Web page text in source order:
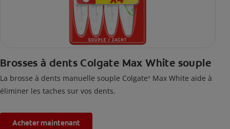
Brosses à dents Colgate Max White souple
La brosse à dents manuelle souple Colgate® Max White aide à
éliminer les taches sur vos dents.
Acheter maintenant